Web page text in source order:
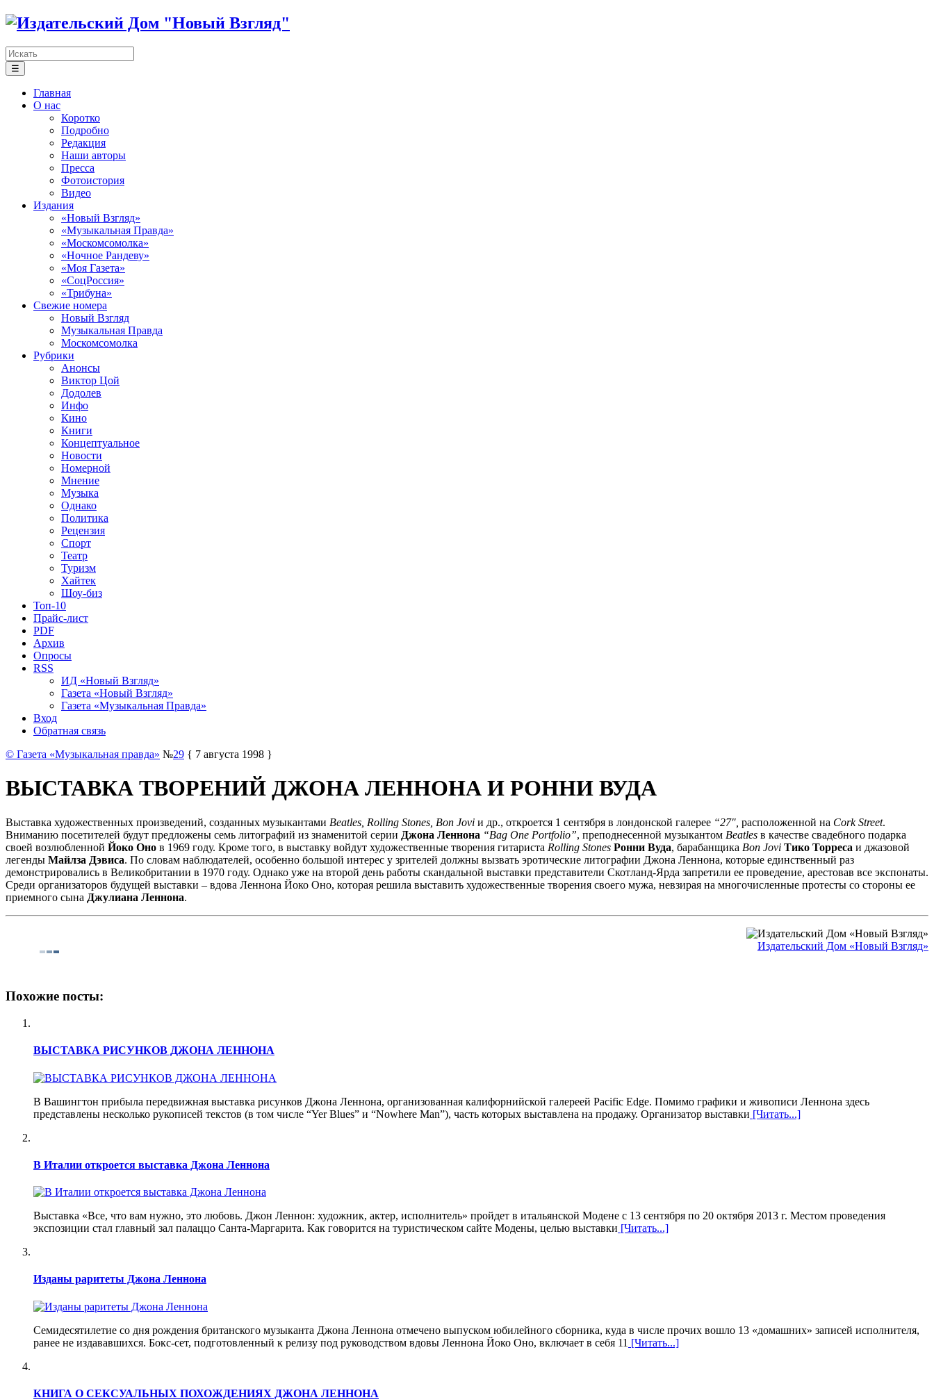
☰
Главная
О нас
Коротко
Подробно
Редакция
Наши авторы
Пресса
Фотоистория
Видео
Издания
«Новый Взгляд»
«Музыкальная Правда»
«Москомсомолка»
«Ночное Рандеву»
«Моя Газета»
«СоцРоссия»
«Трибуна»
Свежие номера
Новый Взгляд
Музыкальная Правда
Москомсомолка
Рубрики
Анонсы
Виктор Цой
Додолев
Инфо
Кино
Книги
Концептуальное
Новости
Номерной
Мнение
Музыка
Однако
Политика
Рецензия
Спорт
Театр
Туризм
Хайтек
Шоу-биз
Топ-10
Прайс-лист
PDF
Архив
Опросы
RSS
ИД «Новый Взгляд»
Газета «Новый Взгляд»
Газета «Музыкальная Правда»
Вход
Обратная связь
© Газета «Музыкальная правда» №29 { 7 августа 1998 }
ВЫСТАВКА ТВОРЕНИЙ ДЖОНА ЛЕННОНА И РОННИ ВУДА
Выставка художественных произведений, созданных музыкантами Beatles, Rolling Stones, Bon Jovi и др., откроется 1 сентября в лондонской галерее “27″, расположенной на Cork Street.
Вниманию посетителей будут предложены семь литографий из знаменитой серии Джона Леннона “Bag One Portfolio”, преподнесенной музыкантом Beatles в качестве свадебного подарка
своей возлюбленной Йоко Оно в 1969 году. Кроме того, в выставку войдут художественные творения гитариста Rolling Stones Ронни Вуда, барабанщика Bon Jovi Тико Торреса и джазовой
легенды Майлза Дэвиса. По словам наблюдателей, особенно большой интерес у зрителей должны вызвать эротические литографии Джона Леннона, которые единственный раз
демонстрировались в Великобритании в 1970 году. Однако уже на второй день работы скандальной выставки представители Скотланд-Ярда запретили ее проведение, арестовав все экспонаты.
Среди организаторов будущей выставки – вдова Леннона Йоко Оно, которая решила выставить художественные творения своего мужа, невзирая на многочисленные протесты со стороны ее
приемного сына Джулиана Леннона.
Издательский Дом «Новый Взгляд»
Похожие посты:
ВЫСТАВКА РИСУНКОВ ДЖОНА ЛЕННОНА
В Вашингтон прибыла передвижная выставка рисунков Джона Леннона, организованная калифорнийской галереей Pacific Edge. Помимо графики и живописи Леннона здесь
представлены несколько рукописей текстов (в том числе “Yer Blues” и “Nowhere Man”), часть которых выставлена на продажу. Организатор выставки [Читать...]
В Италии откроется выставка Джона Леннона
Выставка «Все, что вам нужно, это любовь. Джон Леннон: художник, актер, исполнитель» пройдет в итальянской Модене с 13 сентября по 20 октября 2013 г. Местом проведения
экспозиции стал главный зал палаццо Санта-Маргарита. Как говорится на туристическом сайте Модены, целью выставки [Читать...]
Изданы раритеты Джона Леннона
Семидесятилетие со дня рождения британского музыканта Джона Леннона отмечено выпуском юбилейного сборника, куда в числе прочих вошло 13 «домашних» записей исполнителя,
ранее не издававшихся. Бокс-сет, подготовленный к релизу под руководством вдовы Леннона Йоко Оно, включает в себя 11 [Читать...]
КНИГА О СЕКСУАЛЬНЫХ ПОХОЖДЕНИЯХ ДЖОНА ЛЕННОНА